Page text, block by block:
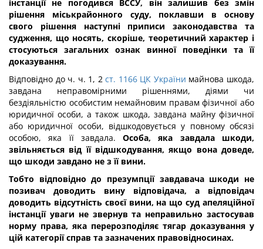
інстанції не погодився ВССУ, він залишив без змін
рішення міськрайонного суду, поклавши в основу
свого рішення наступні приписи законодавства та
судження, що носять, скоріше, теоретичний характер і
стосуються загальних ознак винної поведінки та її
доказування.
Відповідно до ч. ч. 1, 2ст. 1166 ЦК України майнова шкода,
завдана неправомірними рішеннями, діями чи
бездіяльністю особистим немайновим правам фізичної або
юридичної особи, а також шкода, завдана майну фізичної
або юридичної особи, відшкодовується у повному обсязі
особою, яка її завдала.Особа, яка завдала шкоди,
звільняється від її відшкодування, якщо вона доведе,
що шкоди завдано не з її вини.
Тобто відповідно до презумпції завдавача шкоди не
позивач доводить вину відповідача, а відповідач
доводить відсутність своєї вини, на що суд апеляційної
інстанції уваги не звернув та неправильно застосував
норму права, яка перерозподіляє тягар доказування у
цій категорії справ та зазначених правовідносинах.